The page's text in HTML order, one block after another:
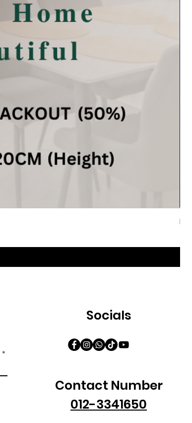
Socials
Contact Number
012-3341650